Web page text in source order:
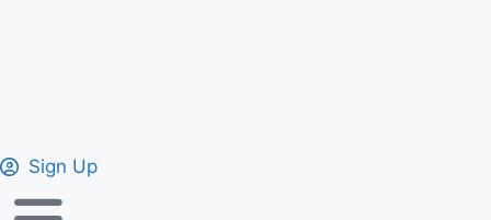
Sign Up